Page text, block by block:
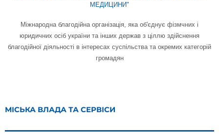
МЕДИЦИНИ"
Міжнародна благодійна організація, яка об'єднує фізмчних і
юридичних осіб україни та інших держав з ціллю здійснення
благодійної діяльності в інтересах суспільства та окремих категорій
громадян
МІСЬКА ВЛАДА ТА СЕРВІСИ